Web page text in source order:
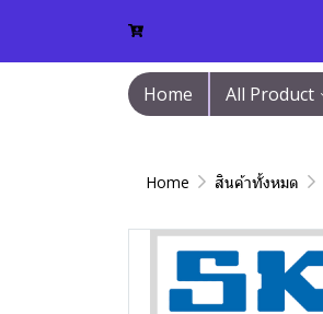
Home All Product
Home สินค้าทั้งหมด